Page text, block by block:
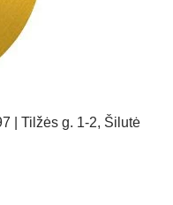
| Tilžės g. 1-2, Šilutė